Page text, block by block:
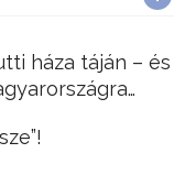
háza táján – és